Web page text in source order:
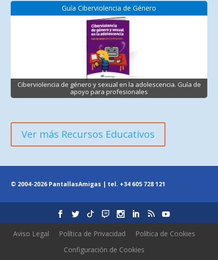
Guía Ciberviolencia de Género
Ciberviolencia de género y sexual en la adolescencia. Guía de
apoyo para profesionales
Ver más Recursos Educativos
© 2004-2026 PantallasAmigas | tel. +34 605 728 121
Aviso Legal Política de Privacidad
Política de Cookies
Configuración de Cookies